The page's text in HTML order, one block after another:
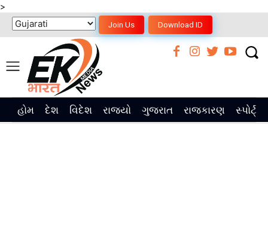
>
Join Us Download ID
હોમ દેશ વિદેશ રાજ્યો ગુજરાત રાજકારણ સ્પોર્ટ્સ